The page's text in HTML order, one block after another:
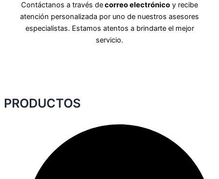
Contáctanos a través decorreo electrónico y recibe
atención personalizada por uno de nuestros asesores
especialistas. Estamos atentos a brindarte el mejor
servicio.
PRODUCTOS